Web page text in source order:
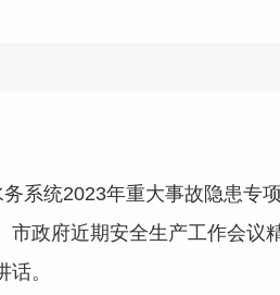
系统2023年重大事故隐患专
市政府近期安全生产工作会议
。